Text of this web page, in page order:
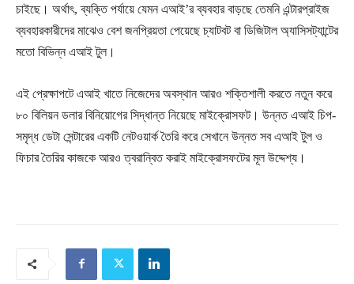
চাইছে। অর্থাৎ, ব্যক্তি পর্যায়ে যেমন এআই’র ব্যবহার বাড়ছে তেমনি এন্টারপ্রাইজ
ব্যবহারকারীদের মাঝেও বেশ জনপ্রিয়তা পেয়েছে চ্যাটবট বা ডিজিটাল অ্যাসিসট্যান্টের
মতো বিভিন্ন এআই টুল।
এই প্রেক্ষাপটে এআই খাতে নিজেদের অবস্থান আরও শক্তিশালী করতে নতুন করে
৮০ বিলিয়ন ডলার বিনিয়োগের সিদ্ধান্ত নিয়েছে মাইক্রোসফট। উন্নত এআই চিপ-
সমৃদ্ধ ডেটা সেন্টারের একটি নেটওয়ার্ক তৈরি করে সেখানে উন্নত সব এআই টুল ও
ফিচার তৈরির কাজকে আরও ত্বরান্বিত করাই মাইক্রোসফটের মূল উদ্দেশ্য।